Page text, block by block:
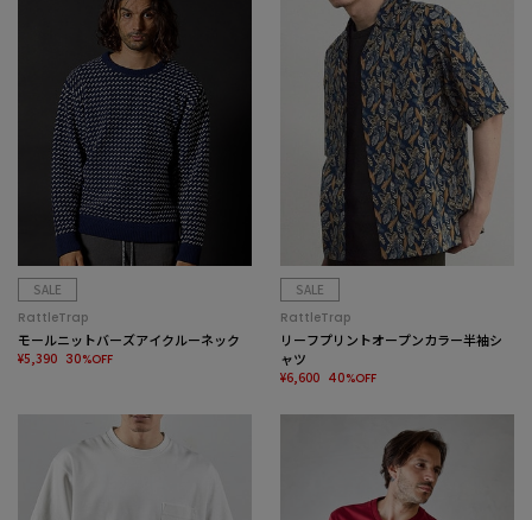
SALE
RattleTrap
モールニットバーズアイクルーネック
¥5,390 30%OFF
SALE
RattleTrap
リーフプリントオープンカラー半袖シ
ャツ
¥6,600 40%OFF